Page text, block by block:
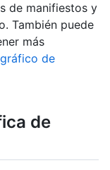
de manifiestos y
También puede
más
de
de